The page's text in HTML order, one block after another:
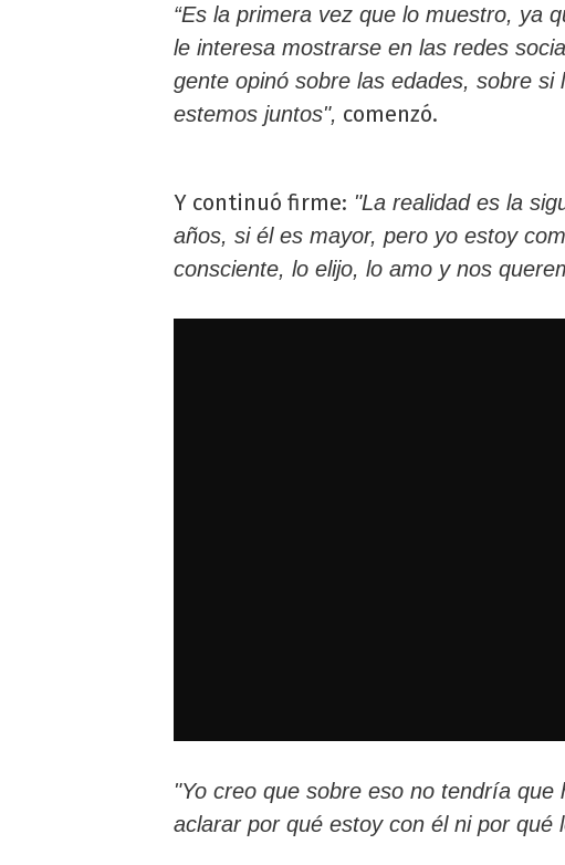
“Es la primera vez que lo muestro, ya
le interesa mostrarse en las redes
gente opinó sobre las edades, sobre
estemos juntos", comenzó.
Y continuó firme: "La realidad es la
años, si él es mayor, pero yo estoy
consciente, lo elijo, lo amo y nos
"Yo creo que sobre eso no tendría
aclarar por qué estoy con él ni por qué